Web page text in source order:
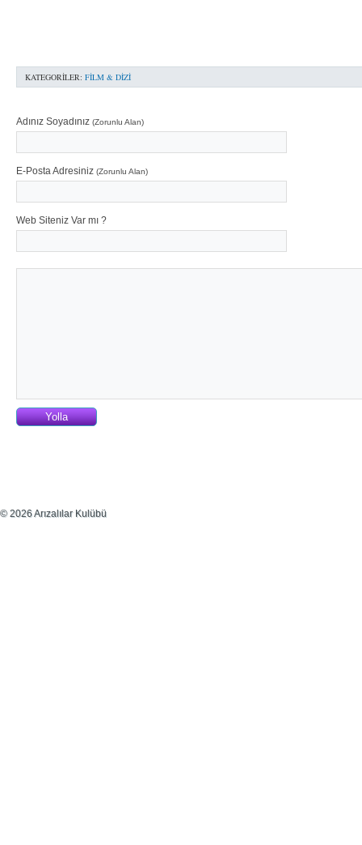
KATEGORILER: FILM & DIZI
Adınız Soyadınız (Zorunlu Alan)
E-Posta Adresiniz (Zorunlu Alan)
Web Siteniz Var mı ?
© 2026 Arızalılar Kulübü